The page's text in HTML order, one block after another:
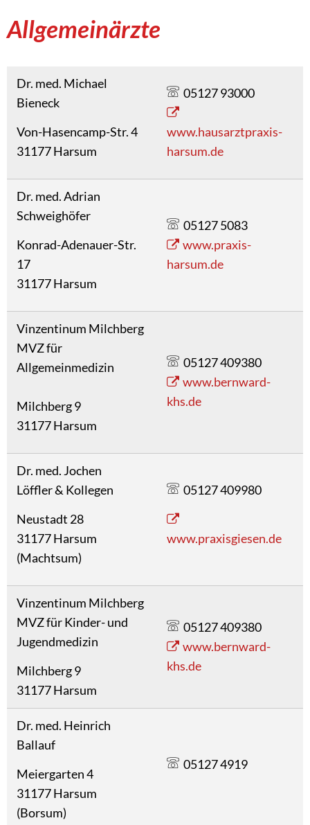
Allgemeinärzte
Dr. med. Michael
Bieneck
Von-Hasencamp-Str. 4
31177 Harsum
05127 93000
www.hausarztpraxis-
harsum.de
Dr. med. Adrian
Schweighöfer
Konrad-Adenauer-Str.
17
31177 Harsum
05127 5083
www.praxis-
harsum.de
Vinzentinum Milchberg
MVZ für
Allgemeinmedizin
Milchberg 9
31177 Harsum
05127 409380
www.bernward-
khs.de
Dr. med. Jochen
Löffler & Kollegen
Neustadt 28
31177 Harsum
(Machtsum)
05127 409980
www.praxisgiesen.de
Vinzentinum Milchberg
MVZ für Kinder- und
Jugendmedizin
Milchberg 9
31177 Harsum
05127 409380
www.bernward-
khs.de
Dr. med. Heinrich
Ballauf
Meiergarten 4
31177 Harsum
(Borsum)
05127 4919